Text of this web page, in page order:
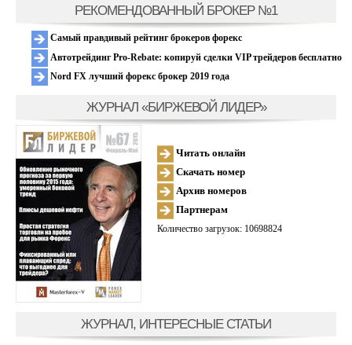
РЕКОМЕНДОВАННЫЙ БРОКЕР №1
Самый правдивый рейтинг брокеров форекс
Автотрейдинг Pro-Rebate: копируй сделки VIP трейдеров бесплатно
Nord FX лучший форекс брокер 2019 года
ЖУРНАЛ «БИРЖЕВОЙ ЛИДЕР»
Читать онлайн
Скачать номер
Архив номеров
Партнерам
Количество загрузок: 10698824
ЖУРНАЛ, ИНТЕРЕСНЫЕ СТАТЬИ